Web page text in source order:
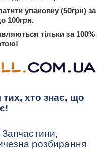
упаковку (50грн) за
100грн.
тільки за 100%
тих, хто знає, що
Запчастини,
розбирання